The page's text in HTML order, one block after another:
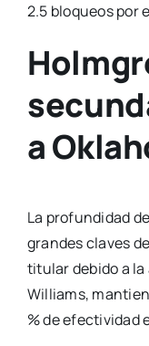
2.5 bloqueos por
a
La profundidad
grandes claves
titular debido a la
Williams,
% de efectividad